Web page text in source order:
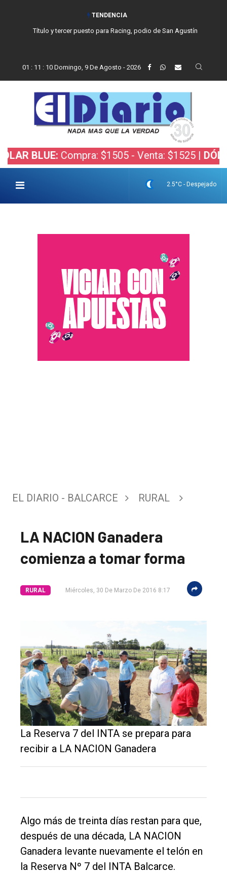
TENDENCIA
Título y tercer puesto para Racing, podio de San Agustín
01 : 11 : 11 Domingo, 9 De Agosto - 2026
Compra: $1505 - Venta: $1525 |DÓLAR
2.5°C - Despejado
El
único
DIARIO
Tendencia
Int.
General
EL DIARIO - BALCARCE RURAL
LA NACION Ganadera
comienza a tomar forma
RURAL Miércoles, 30 De Marzo De 2016 8:17
La Reserva 7 del INTA se prepara para
recibir a LA NACION Ganadera
Algo más de treinta días restan para que,
después de una década, LA NACION
Ganadera levante nuevamente el telón en
la Reserva Nº 7 del INTA Balcarce.